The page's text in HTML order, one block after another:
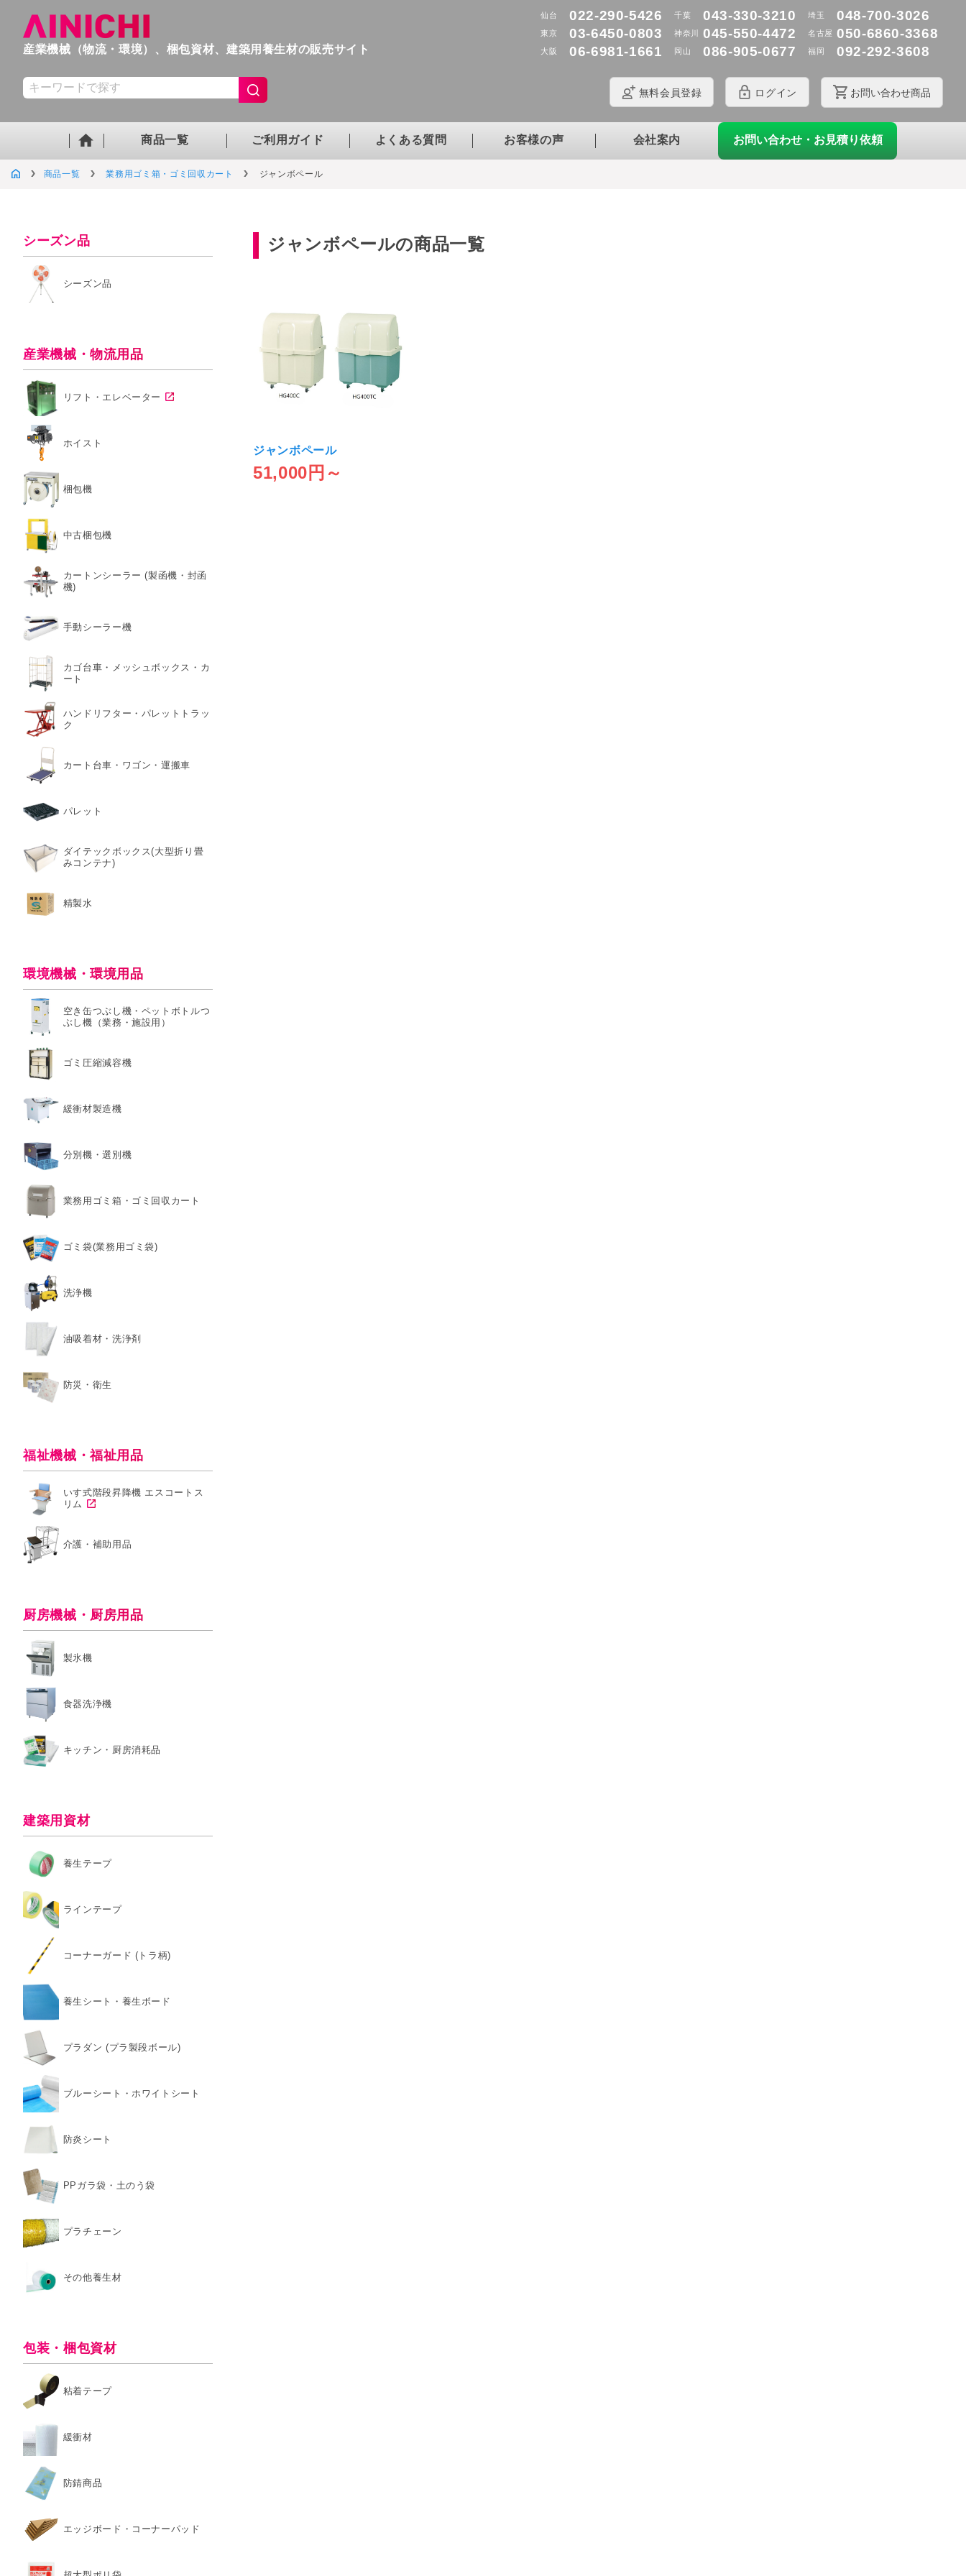
産業機械（物流・環境）、梱包資材、 建築用養生材の販売サイト
仙台 022-290-5426 千葉 043-330-3210 埼玉 048-700-3026
東京 03-6450-0803 神奈川 045-550-4472 名古屋 050-6860-3368
大阪 06-6981-1661 岡山 086-905-0677 福岡 092-292-3608
無料会員登録 ログイン お問い合わせ商品
商品一覧 ご利用ガイド よくある質問 お客様の声 会社案内 お問い合わせ・お見積り依頼
商品一覧 業務用ゴミ箱・ゴミ回収カート ジャンボペール
ジャンボペールの商品一覧
ジャンボペール
51,000円～
シーズン品
シーズン品
産業機械・物流用品
リフト・エレベーター
ホイスト
梱包機
中古梱包機
カートンシーラー (製函機・封函
機)
手動シーラー機
カゴ台車・メッシュボックス・カ
ート
ハンドリフター・パレットトラッ
ク
カート台車・ワゴン・運搬車
パレット
ダイテックボックス(大型折り畳
みコンテナ)
精製水
環境機械・環境用品
空き缶つぶし機・ペットボトルつ
ぶし機（業務・施設用）
ゴミ圧縮減容機
緩衝材製造機
分別機・選別機
業務用ゴミ箱・ゴミ回収カート
ゴミ袋(業務用ゴミ袋)
洗浄機
油吸着材・洗浄剤
防災・衛生
福祉機械・福祉用品
いす式階段昇降機 エスコートス
リム
介護・補助用品
厨房機械・厨房用品
製氷機
食器洗浄機
キッチン・厨房消耗品
建築用資材
養生テープ
ラインテープ
コーナーガード (トラ柄)
養生シート・養生ボード
プラダン (プラ製段ボール)
ブルーシート・ホワイトシート
防炎シート
PPガラ袋・土のう袋
プラチェーン
その他養生材
包装・梱包資材
粘着テープ
緩衝材
防錆商品
エッジボード・コーナーパッド